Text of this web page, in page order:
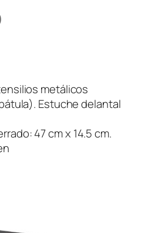
metálicos
Estuche delantal
47 cm x 14.5 cm.